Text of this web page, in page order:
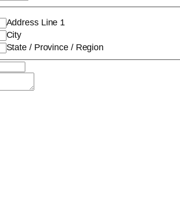
Address Line 1
City
State / Province / Region